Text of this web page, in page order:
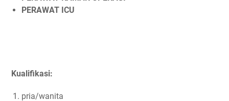
PERAWAT ICU
Kualifikasi:
pria/wanita